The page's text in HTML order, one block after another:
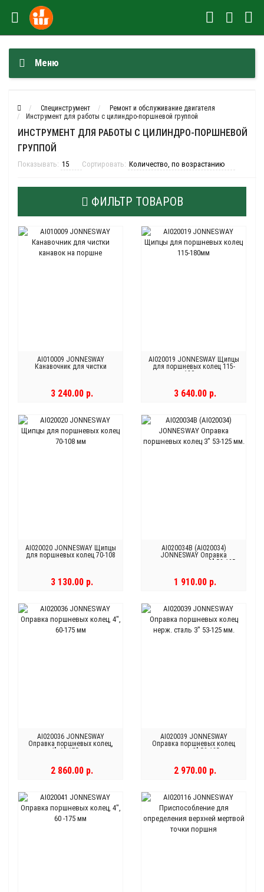
Меню
Специнструмент
Ремонт и обслуживание двигателя
Инструмент для работы с цилиндро-поршневой группой
ИНСТРУМЕНТ ДЛЯ РАБОТЫ С ЦИЛИНДРО-ПОРШНЕВОЙ
ГРУППОЙ
Показывать: Сортировать:
ФИЛЬТР ТОВАРОВ
AI010009 JONNESWAY
Канавочник для чистки
3 240.00 р.
AI020019 JONNESWAY Щипцы
для поршневых колец 115-
180мм
3 640.00 р.
AI020020 JONNESWAY Щипцы
для поршневых колец 70-108
3 130.00 р.
AI020034B (AI020034)
JONNESWAY Оправка
поршневых колец 3" 53-125
1 910.00 р.
AI020036 JONNESWAY
Оправка поршневых колец,
4", 60-175 мм
2 860.00 р.
AI020039 JONNESWAY
Оправка поршневых колец
нерж. сталь 3" 53-125 мм.
2 970.00 р.